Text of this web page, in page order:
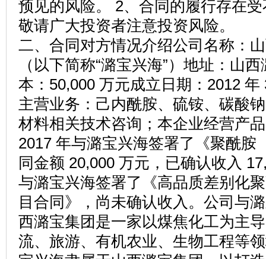
预见的风险。 2、合同的履行存在
敬请广大投资者注意投资风险。
二、合同对方情况介绍公司名称：
（以下简称“潞宝兴海”）地址：山
本：50,000 万元成立日期：2012
主营业务：己内酰胺、硫铵、碳酸
材料相关技术咨询；本企业经营产
2017 年与潞宝兴海签署了《聚酰胺
同金额 20,000 万元，已确认收入
与潞宝兴海签署了《高品质差别化
目合同》，尚未确认收入。公司与
西潞宝集团是一家以煤焦化工为主
流、旅游、有机农业、生物工程等